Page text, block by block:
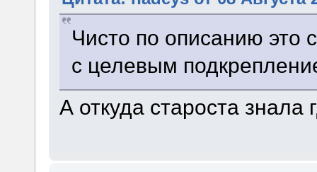
Чисто по описанию это
с целевым
А откуда староста знала